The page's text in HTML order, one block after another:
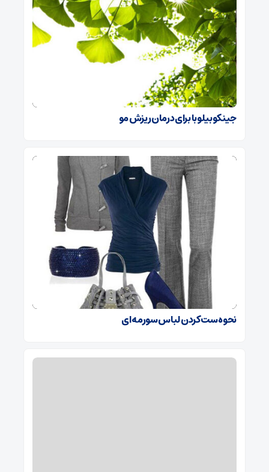
جینکوبیلوبا برای درمان ریزش مو
نحوه ست کردن لباس سورمه ای